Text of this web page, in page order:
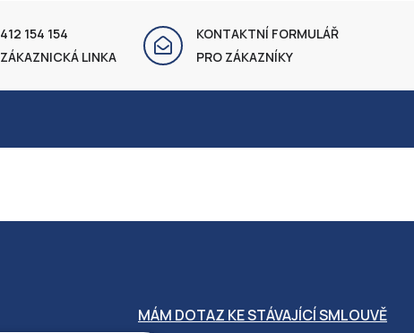
412 154 154
ZÁKAZNICKÁ LINKA
KONTAKTNÍ FORMULÁŘ
PRO ZÁKAZNÍKY
MÁM DOTAZ KE STÁVAJÍCÍ SMLOUVĚ